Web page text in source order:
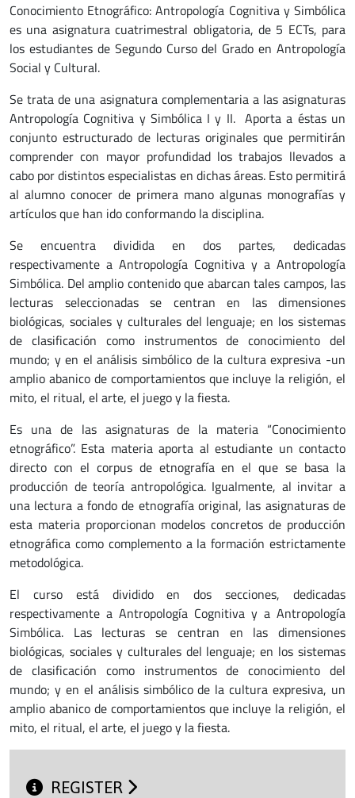
Conocimiento Etnográfico: Antropología Cognitiva y Simbólica
es una asignatura cuatrimestral obligatoria, de 5 ECTs, para
los estudiantes de Segundo Curso del Grado en Antropología
Social y Cultural.
Se trata de una asignatura complementaria a las asignaturas
Antropología Cognitiva y Simbólica I y II. Aporta a éstas un
conjunto estructurado de lecturas originales que permitirán
comprender con mayor profundidad los trabajos llevados a
cabo por distintos especialistas en dichas áreas. Esto permitirá
al alumno conocer de primera mano algunas monografías y
artículos que han ido conformando la disciplina.
Se encuentra dividida en dos partes, dedicadas
respectivamente a Antropología Cognitiva y a Antropología
Simbólica. Del amplio contenido que abarcan tales campos, las
lecturas seleccionadas se centran en las dimensiones
biológicas, sociales y culturales del lenguaje; en los sistemas
de clasificación como instrumentos de conocimiento del
mundo; y en el análisis simbólico de la cultura expresiva -un
amplio abanico de comportamientos que incluye la religión, el
mito, el ritual, el arte, el juego y la fiesta.
Es una de las asignaturas de la materia “Conocimiento
etnográfico”. Esta materia aporta al estudiante un contacto
directo con el corpus de etnografía en el que se basa la
producción de teoría antropológica. Igualmente, al invitar a
una lectura a fondo de etnografía original, las asignaturas de
esta materia proporcionan modelos concretos de producción
etnográfica como complemento a la formación estrictamente
metodológica.
El curso está dividido en dos secciones, dedicadas
respectivamente a Antropología Cognitiva y a Antropología
Simbólica. Las lecturas se centran en las dimensiones
biológicas, sociales y culturales del lenguaje; en los sistemas
de clasificación como instrumentos de conocimiento del
mundo; y en el análisis simbólico de la cultura expresiva, un
amplio abanico de comportamientos que incluye la religión, el
mito, el ritual, el arte, el juego y la fiesta.
REGISTER